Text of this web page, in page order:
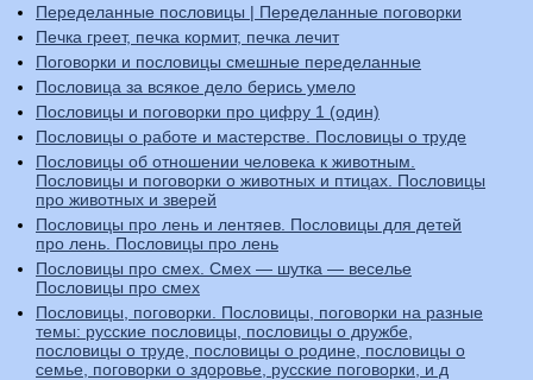
Переделанные пословицы | Переделанные поговорки
Печка греет, печка кормит, печка лечит
Поговорки и пословицы смешные переделанные
Пословица за всякое дело берись умело
Пословицы и поговорки про цифру 1 (один)
Пословицы о работе и мастерстве. Пословицы о труде
Пословицы об отношении человека к животным.
Пословицы и поговорки о животных и птицах. Пословицы
про животных и зверей
Пословицы про лень и лентяев. Пословицы для детей
про лень. Пословицы про лень
Пословицы про смех. Смех — шутка — веселье
Пословицы про смех
Пословицы, поговорки. Пословицы, поговорки на разные
темы: русские пословицы, пословицы о дружбе,
пословицы о труде, пословицы о родине, пословицы о
семье, поговорки о здоровье, русские поговорки, и д